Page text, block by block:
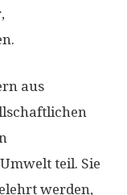
aus
teil. Sie
werden,